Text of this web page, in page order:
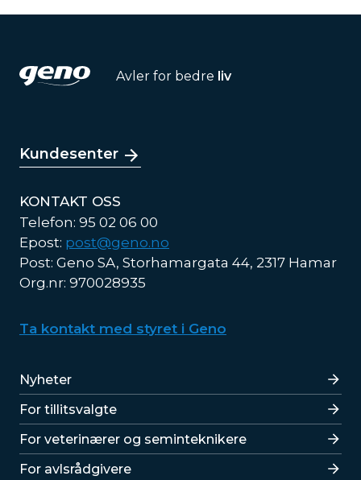
Avler for bedre liv
Kundesenter
KONTAKT OSS
Telefon: 95 02 06 00
Epost: post@geno.no
Post: Geno SA, Storhamargata 44, 2317 Hamar
Org.nr: 970028935
Ta kontakt med styret i Geno
Lenker
Nyheter
For tillitsvalgte
For veterinærer og seminteknikere
For avlsrådgivere